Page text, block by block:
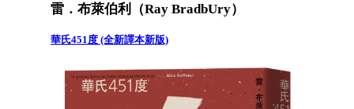
雷．布萊伯利（Ray BradbUry）
華氏451度 (全新譯本新版)